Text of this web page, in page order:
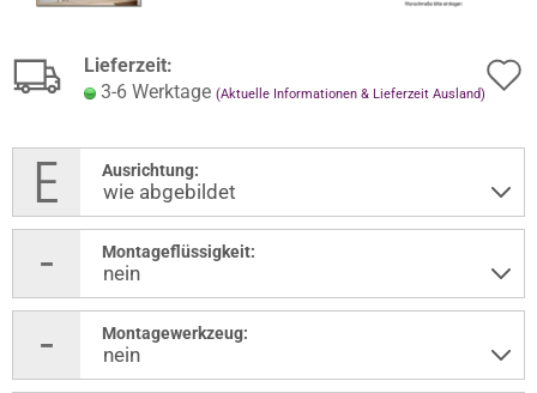
Lieferzeit:
3-6 Werktage (Aktuelle Informationen & Lieferzeit Ausland)
Ausrichtung:
Montageflüssigkeit:
Montagewerkzeug: